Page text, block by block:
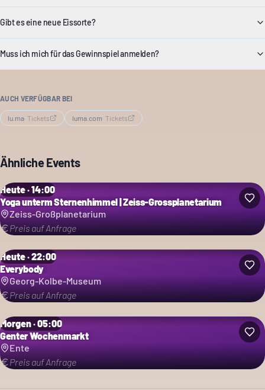
Gibt es eine neue Eissorte?
Muss ich mich für das Gewinnspiel anmelden?
AUCH VERFÜGBAR BEI
lu.ma· Tickets luma.com· Tickets
Ähnliche Events
Heute · 14:00
Yoga unterm Sternenhimmel | Zeiss-Grossplanetarium
Zeiss-Großplanetarium
Preis auf Anfrage
Heute · 22:00
Everybody
Georg-Kolbe-Museum
Preis auf Anfrage
Morgen · 05:00
Genter Wochenmarkt
Ente
Preis auf Anfrage